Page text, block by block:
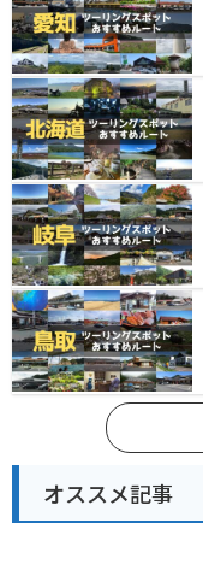
オススメ記事